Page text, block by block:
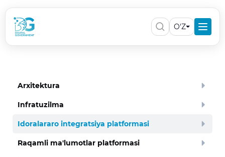
O'Z
Arxitektura
Infratuzilma
Idoralararo integratsiya platformasi
Raqamli ma'lumotlar platformasi